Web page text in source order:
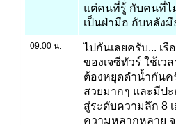
แต่คนที่รู้ กับคนที่ไ
เป็นฝ่ามือ กับหลังมื
09:00 น.
ไปกันเลยครับ... เ
ของเจซีทัวร์ ใช้เว
ต้องหยุดดำน้ำกันค
สวยมากๆ และมีปะ
สู่ระดับความลึก 8
ความหลากหลาย